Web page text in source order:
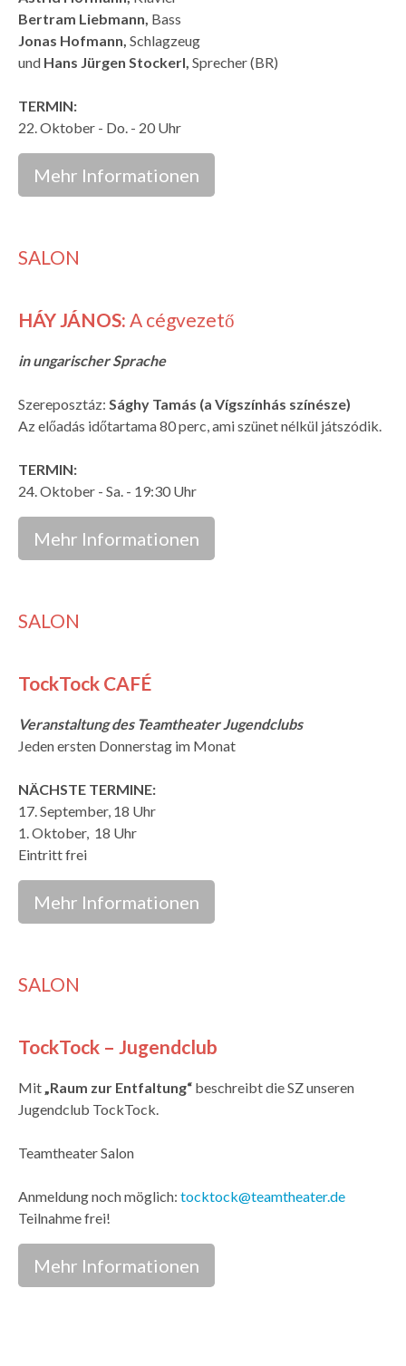
Bertram Liebmann, Bass
Jonas Hofmann, Schlagzeug
und Hans Jürgen Stockerl, Sprecher (BR)
TERMIN:
22. Oktober - Do. - 20 Uhr
Mehr Informationen
SALON
HÁY JÁNOS: A cégvezető
in ungarischer Sprache
Szereposztáz: Sághy Tamás (a Vígszínhás színésze)
Az előadás időtartama 80 perc, ami szünet nélkül játszódik.
TERMIN:
24. Oktober - Sa. - 19:30 Uhr
Mehr Informationen
SALON
TockTock CAFÉ
Veranstaltung des Teamtheater Jugendclubs
Jeden ersten Donnerstag im Monat
NÄCHSTE TERMINE:
17. September, 18 Uhr
1. Oktober, 18 Uhr
Eintritt frei
Mehr Informationen
SALON
TockTock – Jugendclub
Mit„Raum zur Entfaltung“ beschreibt die SZ unseren
Jugendclub TockTock.
Teamtheater Salon
Anmeldung noch möglich: tocktock@teamtheater.de
Teilnahme frei!
Mehr Informationen